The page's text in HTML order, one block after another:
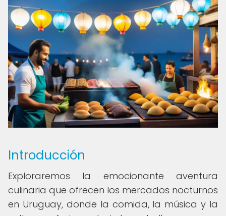
Introducción
Exploraremos la emocionante aventura
culinaria que ofrecen los mercados nocturnos
en Uruguay, donde la comida, la música y la